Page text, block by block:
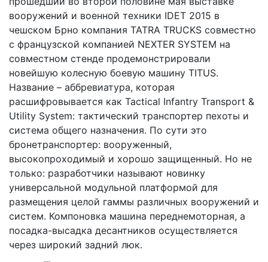
вооружений и военной техники IDET 2015 в
чешском Брно компания TATRA TRUCKS совместно
с французской компанией NEXTER SYSTEM на
совместном стенде продемонстрировали
новейшую колесную боевую машину TITUS.
Название – аббревиатура, которая
расшифровывается как Tactical Infantry Transport &
Utility System: тактический транспортер пехоты и
система общего назначения. По сути это
бронетранспортер: вооруженный,
высокопроходимый и хорошо защищенный. Но не
только: разработчики называют новинку
универсальной модульной платформой для
размещения целой гаммы различных вооружений и
систем. Компоновка машина переднемоторная, а
посадка-высадка десантников осуществляется
через широкий задний люк.